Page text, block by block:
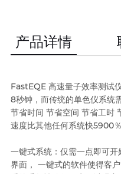
产品详情
FastEQE 高速量子效率测试
8秒钟，而传统的单色仪系统
节省时间 节省空间 节省工时
速度比其他任何系统快5900
一键式系统：仅需一点即可
界面， 一键式的软件使得客